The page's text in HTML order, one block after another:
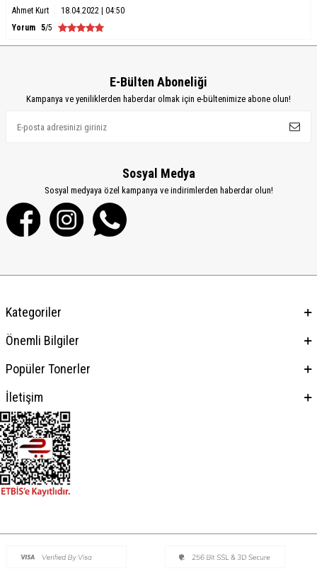
Ahmet Kurt
18.04.2022 | 04:50
Yorum 5/5
E-Bülten Aboneliği
Kampanya ve yeniliklerden haberdar olmak için e-bültenimize abone olun!
Sosyal Medya
Sosyal medyaya özel kampanya ve indirimlerden haberdar olun!
Kategoriler
Önemli Bilgiler
Popüler Tonerler
İletişim